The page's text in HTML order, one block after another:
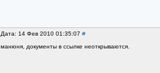
Дата: 14 Фев 2010 01:35:07 #
манюня, документы в ссылке неоткрываются.